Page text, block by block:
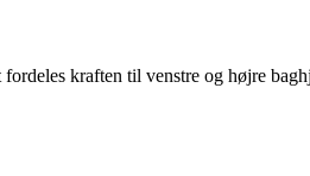
kraften til venstre og højre